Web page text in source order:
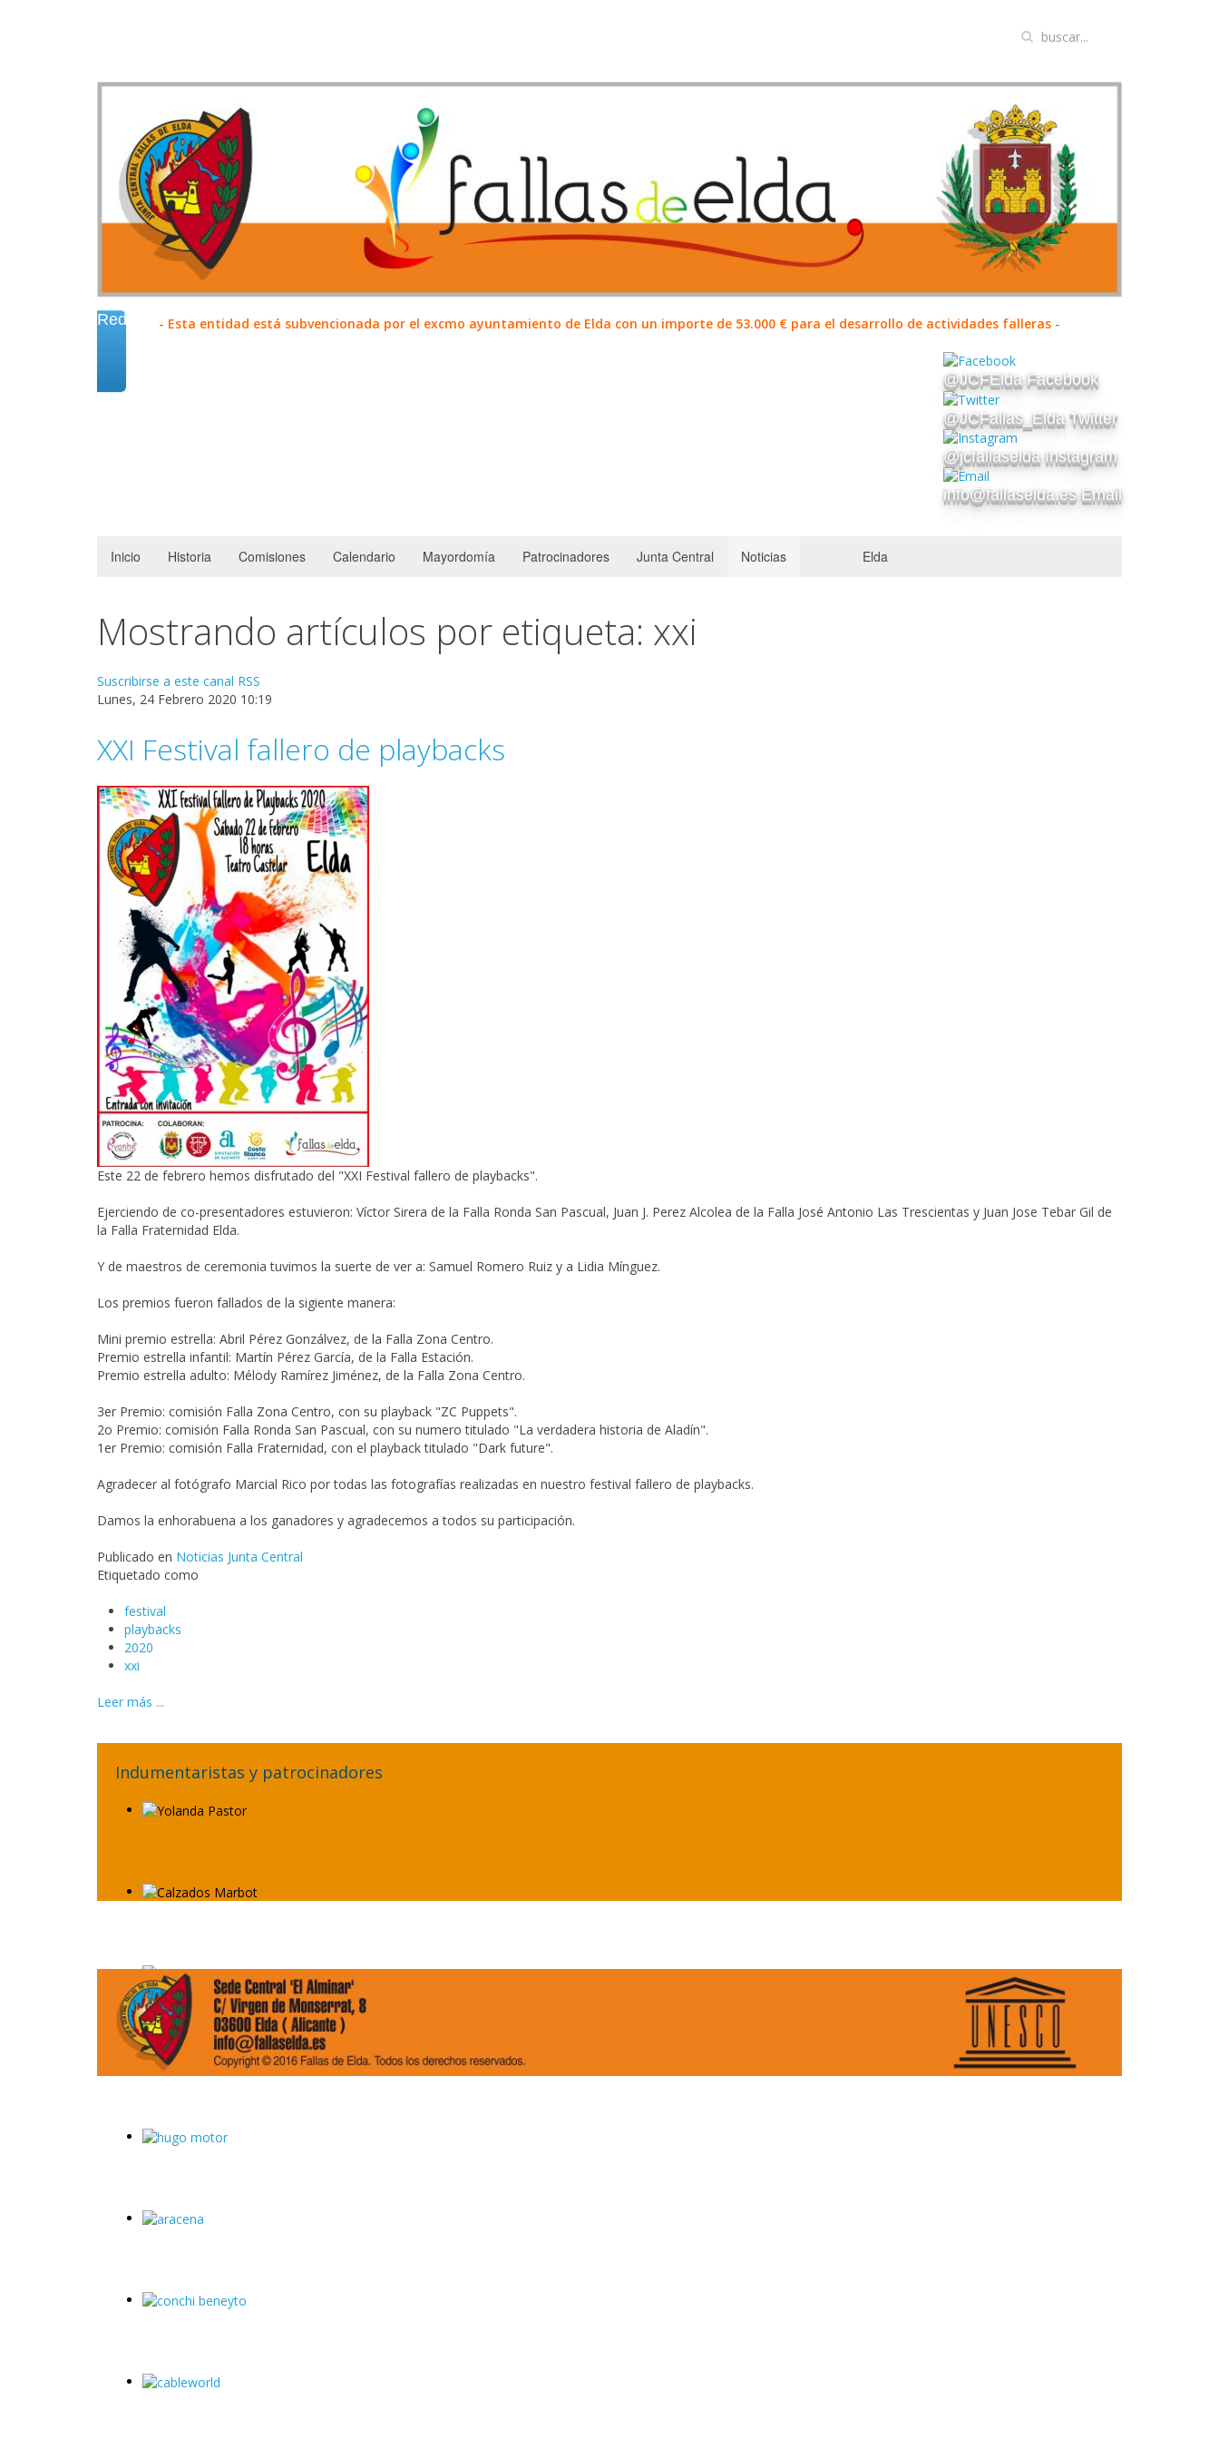
- Esta entidad está subvencionada por el excmo ayuntamiento de Elda con un importe de 53.000 € para el desarrollo de actividades falleras -
Redes
@JCFElda Facebook
@JCFallas_Elda Twitter
@jcfallaselda Instagram
info@fallaselda.es Email
Inicio Historia Comisiones Calendario Mayordomía Patrocinadores Junta Central Noticias Elda
Mostrando artículos por etiqueta: xxi
Suscribirse a este canal RSS
Lunes, 24 Febrero 2020 10:19
XXI Festival fallero de playbacks
Este 22 de febrero hemos disfrutado del "XXI Festival fallero de playbacks".
Ejerciendo de co-presentadores estuvieron: Víctor Sirera de la Falla Ronda San Pascual, Juan J. Perez Alcolea de la Falla José Antonio Las Trescientas y Juan Jose Tebar Gil de
la Falla Fraternidad Elda.
Y de maestros de ceremonia tuvimos la suerte de ver a: Samuel Romero Ruiz y a Lidia Mínguez️️️️️.
Los premios fueron fallados de la sigiente manera:
Mini premio estrella: Abril Pérez Gonzálvez, de la Falla Zona Centro.
Premio estrella infantil: Martín Pérez García, de la Falla Estación.
Premio estrella adulto: Mélody Ramírez Jiménez, de la Falla Zona Centro.
3er Premio: comisión Falla Zona Centro, con su playback "ZC Puppets".
2o Premio: comisión Falla Ronda San Pascual, con su numero titulado "La verdadera historia de Aladín".
1er Premio: comisión Falla Fraternidad, con el playback titulado "Dark future".
Agradecer al fotógrafo Marcial Rico por todas las fotografías realizadas en nuestro festival fallero de playbacks.
Damos la enhorabuena a los ganadores y agradecemos a todos su participación.
Publicado en Noticias Junta Central
Etiquetado como
festival
playbacks
2020
xxi
Leer más ...
Indumentaristas y patrocinadores